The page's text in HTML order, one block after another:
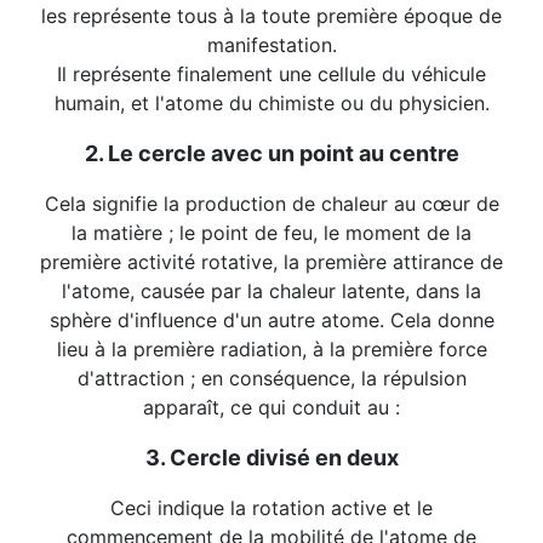
les représente tous à la toute première époque de
manifestation.
Il représente finalement une cellule du véhicule
humain, et l'atome du chimiste ou du physicien.
2. Le cercle avec un point au centre
Cela signifie la production de chaleur au cœur de
la matière ; le point de feu, le moment de la
première activité rotative, la première attirance de
l'atome, causée par la chaleur latente, dans la
sphère d'influence d'un autre atome. Cela donne
lieu à la première radiation, à la première force
d'attraction ; en conséquence, la répulsion
apparaît, ce qui conduit au :
3. Cercle divisé en deux
Ceci indique la rotation active et le
commencement de la mobilité de l'atome de